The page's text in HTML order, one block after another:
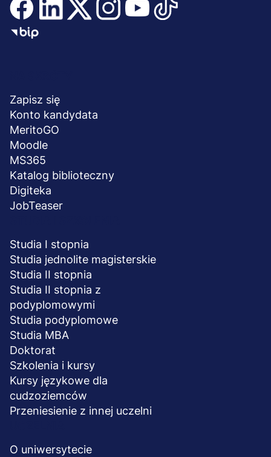
stopka
Zapisz się
Konto kandydata
MeritoGO
Moodle
MS365
Katalog biblioteczny
Digiteka
JobTeaser
Studia I stopnia
Studia jednolite magisterskie
Studia II stopnia
Studia II stopnia z
podyplomowymi
Studia podyplomowe
Studia MBA
Doktorat
Szkolenia i kursy
Kursy językowe dla
cudzoziemców
Przeniesienie z innej uczelni
O uniwersytecie